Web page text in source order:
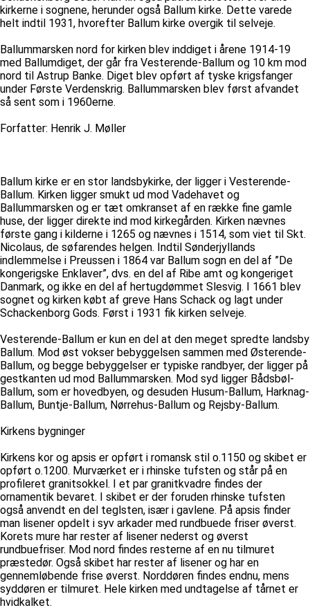
kirkerne i sognene, herunder også Ballum kirke. Dette varede
helt indtil 1931, hvorefter Ballum kirke overgik til selveje.
Ballummarsken nord for kirken blev inddiget i årene 1914-19
med Ballumdiget, der går fra Vesterende-Ballum og 10 km mod
nord til Astrup Banke. Diget blev opført af tyske krigsfanger
under Første Verdenskrig. Ballummarsken blev først afvandet
så sent som i 1960erne.
Forfatter: Henrik J. Møller
Ballum kirke er en stor landsbykirke, der ligger i Vesterende-
Ballum. Kirken ligger smukt ud mod Vadehavet og
Ballummarsken og er tæt omkranset af en række fine gamle
huse, der ligger direkte ind mod kirkegården. Kirken nævnes
første gang i kilderne i 1265 og nævnes i 1514, som viet til Skt.
Nicolaus, de søfarendes helgen. Indtil Sønderjyllands
indlemmelse i Preussen i 1864 var Ballum sogn en del af ”De
kongerigske Enklaver”, dvs. en del af Ribe amt og kongeriget
Danmark, og ikke en del af hertugdømmet Slesvig. I 1661 blev
sognet og kirken købt af greve Hans Schack og lagt under
Schackenborg Gods. Først i 1931 fik kirken selveje.
Vesterende-Ballum er kun en del at den meget spredte landsby
Ballum. Mod øst vokser bebyggelsen sammen med Østerende-
Ballum, og begge bebyggelser er typiske randbyer, der ligger på
gestkanten ud mod Ballummarsken. Mod syd ligger Bådsbøl-
Ballum, som er hovedbyen, og desuden Husum-Ballum, Harknag-
Ballum, Buntje-Ballum, Nørrehus-Ballum og Rejsby-Ballum.
Kirkens bygninger
Kirkens kor og apsis er opført i romansk stil o.1150 og skibet er
opført o.1200. Murværket er i rhinske tufsten og står på en
profileret granitsokkel. I et par granitkvadre findes der
ornamentik bevaret. I skibet er der foruden rhinske tufsten
også anvendt en del teglsten, især i gavlene. På apsis finder
man lisener opdelt i syv arkader med rundbuede friser øverst.
Korets mure har rester af lisener nederst og øverst
rundbuefriser. Mod nord findes resterne af en nu tilmuret
præstedør. Også skibet har rester af lisener og har en
gennemløbende frise øverst. Norddøren findes endnu, mens
syddøren er tilmuret. Hele kirken med undtagelse af tårnet er
hvidkalket.